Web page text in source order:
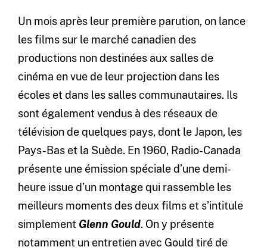
Un mois après leur première parution, on lance
les films sur le marché canadien des
productions non destinées aux salles de
cinéma en vue de leur projection dans les
écoles et dans les salles communautaires. Ils
sont également vendus à des réseaux de
télévision de quelques pays, dont le Japon, les
Pays-Bas et la Suède. En 1960, Radio-Canada
présente une émission spéciale d’une demi-
heure issue d’un montage qui rassemble les
meilleurs moments des deux films et s’intitule
simplement Glenn Gould. On y présente
notamment un entretien avec Gould tiré de